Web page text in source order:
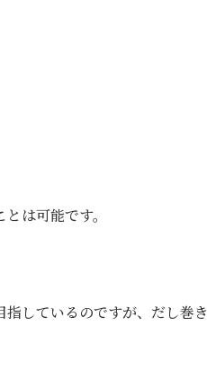
は可能です。
しているのですが、だし巻き